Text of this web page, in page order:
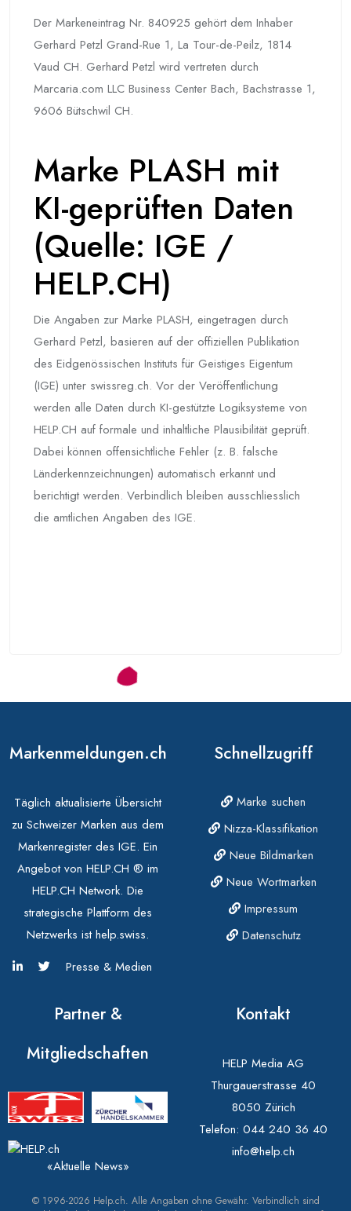
Der Markeneintrag Nr. 840925 gehört dem Inhaber
Gerhard Petzl Grand-Rue 1, La Tour-de-Peilz, 1814
Vaud CH. Gerhard Petzl wird vertreten durch
Marcaria.com LLC Business Center Bach, Bachstrasse 1,
9606 Bütschwil CH.
Marke PLASH mit
KI-geprüften Daten
(Quelle: IGE /
HELP.CH)
Die Angaben zur Marke PLASH, eingetragen durch
Gerhard Petzl, basieren auf der offiziellen Publikation
des Eidgenössischen Instituts für Geistiges Eigentum
(IGE) unter swissreg.ch. Vor der Veröffentlichung
werden alle Daten durch KI-gestützte Logiksysteme von
HELP.CH auf formale und inhaltliche Plausibilität geprüft.
Dabei können offensichtliche Fehler (z. B. falsche
Länderkennzeichnungen) automatisch erkannt und
berichtigt werden. Verbindlich bleiben ausschliesslich
die amtlichen Angaben des IGE.
Markenmeldungen.ch
Täglich aktualisierte Übersicht
zu Schweizer Marken aus dem
Markenregister des IGE. Ein
Angebot von HELP.CH ® im
HELP.CH Network. Die
strategische Plattform des
Netzwerks ist help.swiss.
Presse & Medien
Schnellzugriff
Marke suchen
Nizza-Klassifikation
Neue Bildmarken
Neue Wortmarken
Impressum
Datenschutz
Partner &
Mitgliedschaften
«Aktuelle News»
Kontakt
HELP Media AG
Thurgauerstrasse 40
8050 Zürich
Telefon: 044 240 36 40
info@help.ch
© 1996-2026 Help.ch. Alle Angaben ohne Gewähr. Verbindlich sind